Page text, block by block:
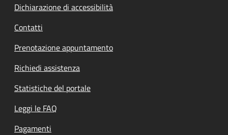
Dichiarazione di accessibilità
Contatti
Prenotazione appuntamento
Richiedi assistenza
Statistiche del portale
Leggi le FAQ
Pagamenti